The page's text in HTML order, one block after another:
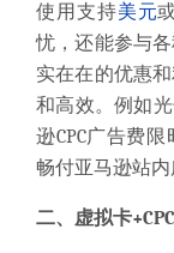
使用支持美元
忧，还能参与
实在在的优惠
和高效。例如
逊CPC广告费
畅付亚马逊站内
二、虚拟卡+CPC